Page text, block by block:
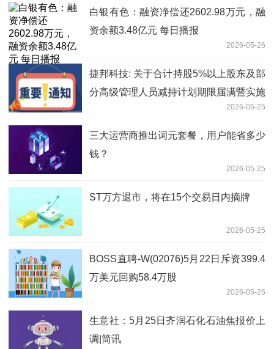
白银有色：融资净偿还2602.98万元，融
资余额3.48亿元 每日播报
2026-05-26
捷邦科技: 关于合计持股5%以上股东及部
分高级管理人员减持计划期限届满暨实施
2026-05-25
三大运营商推出词元套餐，用户能省多少
钱？
2026-05-25
ST万方退市，将在15个交易日内摘牌
2026-05-25
BOSS直聘-W(02076)5月22日斥资399.4
万美元回购58.4万股
2026-05-25
生意社：5月25日齐润石化石油焦报价上
调|简讯